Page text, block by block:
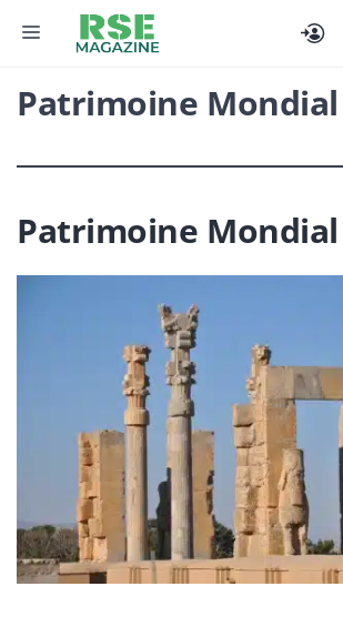
MENU
Patrimoine Mondial
Patrimoine Mondial